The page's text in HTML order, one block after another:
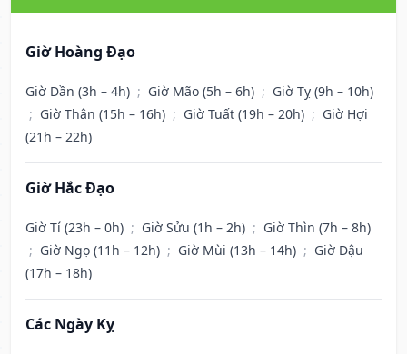
Giờ Hoàng Đạo
Giờ Dần (3h – 4h) ; Giờ Mão (5h – 6h) ; Giờ Tỵ (9h – 10h)
; Giờ Thân (15h – 16h) ; Giờ Tuất (19h – 20h) ; Giờ Hợi
(21h – 22h)
Giờ Hắc Đạo
Giờ Tí (23h – 0h) ; Giờ Sửu (1h – 2h) ; Giờ Thìn (7h – 8h)
; Giờ Ngọ (11h – 12h) ; Giờ Mùi (13h – 14h) ; Giờ Dậu
(17h – 18h)
Các Ngày Kỵ